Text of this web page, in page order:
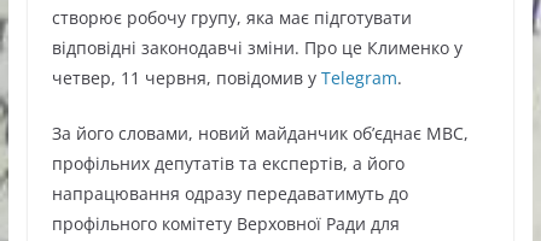
створює робочу групу, яка має підготувати
відповідні законодавчі зміни. Про це Клименко у
четвер, 11 червня, повідомив у Telegram.
За його словами, новий майданчик об’єднає МВС,
профільних депутатів та експертів, а його
напрацювання одразу передаватимуть до
профільного комітету Верховної Ради для